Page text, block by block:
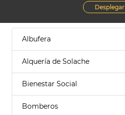
Desplegar
Albufera
Alquería de Solache
Bienestar Social
Bomberos